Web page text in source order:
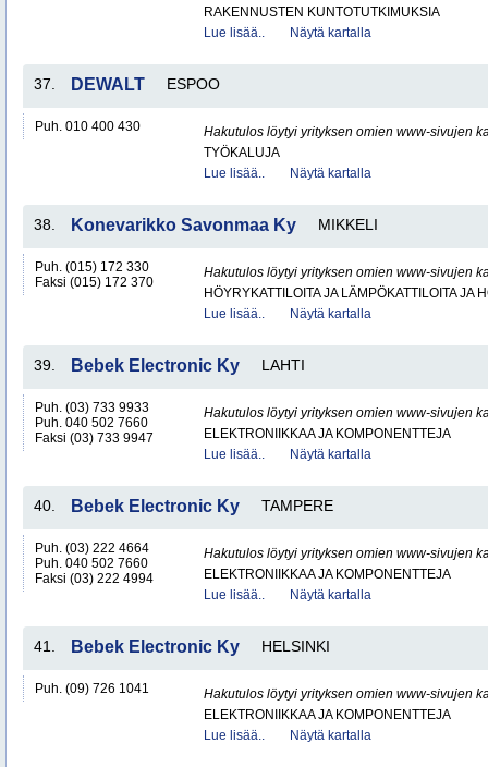
RAKENNUSTEN KUNTOTUTKIMUKSIA
Lue lisää..
Näytä kartalla
37. DEWALT ESPOO
Puh. 010 400 430
Hakutulos löytyi yrityksen omien www-sivujen
TYÖKALUJA
Lue lisää..
Näytä kartalla
38. Konevarikko Savonmaa Ky MIKKELI
Puh. (015) 172 330
Faksi (015) 172 370
Hakutulos löytyi yrityksen omien www-sivujen
HÖYRYKATTILOITA JA LÄMPÖKATTILOITA JA
Lue lisää..
Näytä kartalla
39. Bebek Electronic Ky LAHTI
Puh. (03) 733 9933
Puh. 040 502 7660
Faksi (03) 733 9947
Hakutulos löytyi yrityksen omien www-sivujen
ELEKTRONIIKKAA JA KOMPONENTTEJA
Lue lisää..
Näytä kartalla
40. Bebek Electronic Ky TAMPERE
Puh. (03) 222 4664
Puh. 040 502 7660
Faksi (03) 222 4994
Hakutulos löytyi yrityksen omien www-sivujen
ELEKTRONIIKKAA JA KOMPONENTTEJA
Lue lisää..
Näytä kartalla
41. Bebek Electronic Ky HELSINKI
Puh. (09) 726 1041
Hakutulos löytyi yrityksen omien www-sivujen
ELEKTRONIIKKAA JA KOMPONENTTEJA
Lue lisää..
Näytä kartalla